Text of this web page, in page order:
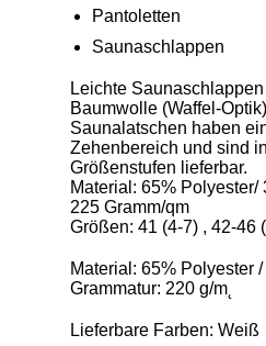
Pantoletten
Saunaschlappen
Leichte
Baumwolle (Waffel-
Saunalatschen haben
Zehenbereich und sind
Größenstufen lieferbar.
Material: 65% Polyester/
225 Gramm/qm
Größen: 41 (4-7) , 42-46
Material: 65% Polyester
Grammatur: 220 g/m˛
Lieferbare Farben: Weiß